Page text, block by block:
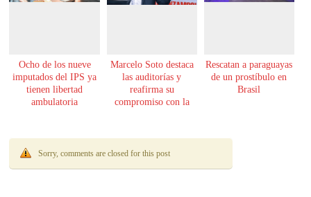
Ocho de los nueve
imputados del IPS ya
tienen libertad
ambulatoria
Marcelo Soto destaca
las auditorías y
reafirma su
compromiso con la
Rescatan a paraguayas
de un prostíbulo en
Brasil
Sorry, comments are closed for this post